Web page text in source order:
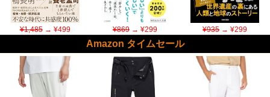
¥1,485→ ¥499 ¥869→ ¥299 ¥935→ ¥299
Amazon タイムセール